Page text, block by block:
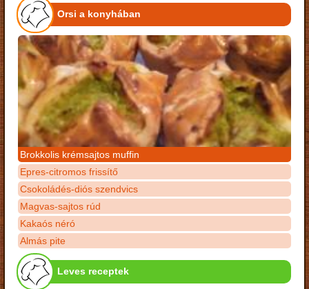
Orsi a konyhában
Brokkolis krémsajtos muffin
Epres-citromos frissítő
Csokoládés-diós szendvics
Magvas-sajtos rúd
Kakaós néró
Almás pite
Leves receptek